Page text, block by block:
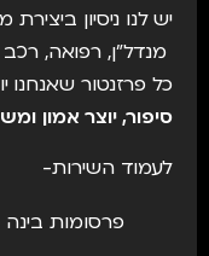
יש לנו ניסיון
מנדל"ן, רפואה, רכב
כל פרזנטור
סיפור, יוצר אמון
לעמוד השירות-
פרסומות